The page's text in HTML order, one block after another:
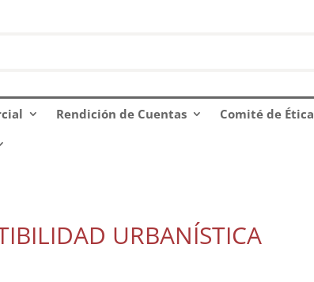
Rendición de Cuentas Comité de Ética
URBANÍSTICA